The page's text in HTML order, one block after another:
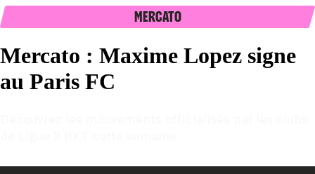
Mercato
Mercato : Maxime Lopez signe
au Paris FC